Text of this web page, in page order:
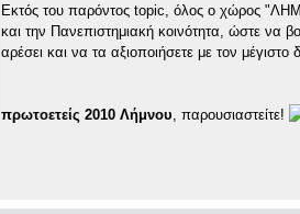
Εκτός του παρόντος topic, όλος ο χώρος
και την Πανεπιστημιακή κοινότητα, ώστε να
αρέσει και να τα αξιοποιήσετε με τον
πρωτοετείς 2010 Λήμνου , παρουσιαστείτε!